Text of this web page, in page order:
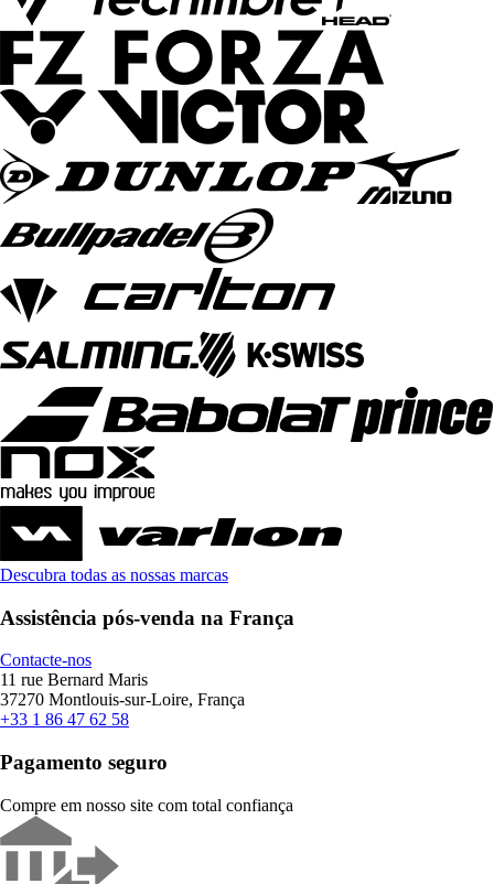
Descubra todas as nossas marcas
Assistência pós-venda na França
Contacte-nos
11 rue Bernard Maris
37270 Montlouis-sur-Loire, França
+33 1 86 47 62 58
Pagamento seguro
Compre em nosso site com total confiança